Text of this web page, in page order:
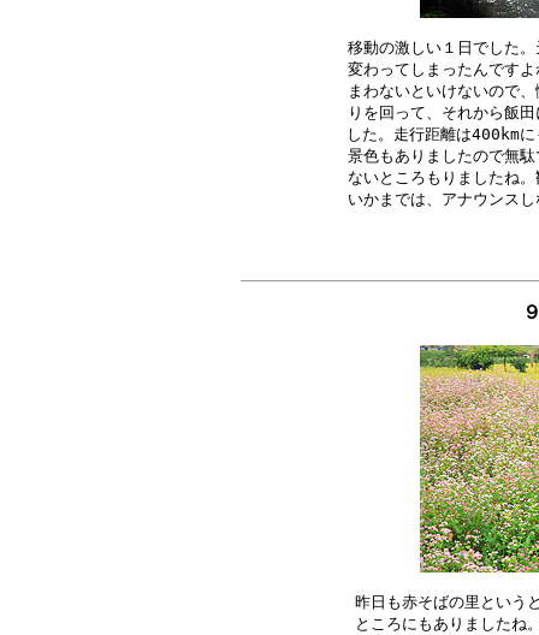
移動の激しい１日でした
変わってしまったんです
まわないといけないので
りを回って、それから飯
した。走行距離は400km
景色もありましたので無
ないところもりましたね
昨日も赤そばの里という
ところにもありましたね